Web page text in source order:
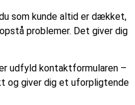
som kunde altid er dækket,
problemer. Det giver dig
udfyld kontaktformularen –
og giver dig et uforpligtende